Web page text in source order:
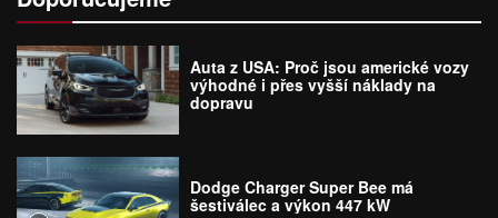
Auta z USA: Proč jsou americké vozy
výhodné i přes vyšší náklady na
dopravu
Dodge Charger Super Bee má
šestiválec a výkon 447 kW